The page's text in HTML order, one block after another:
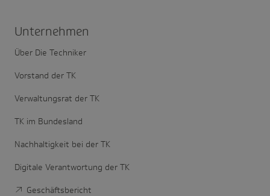
Unter­nehmen
Über Die Techniker
Vorstand der TK
Verwaltungsrat der TK
TK im Bundesland
Nachhaltigkeit bei der TK
Digitale Verantwortung der TK
Geschäftsbericht